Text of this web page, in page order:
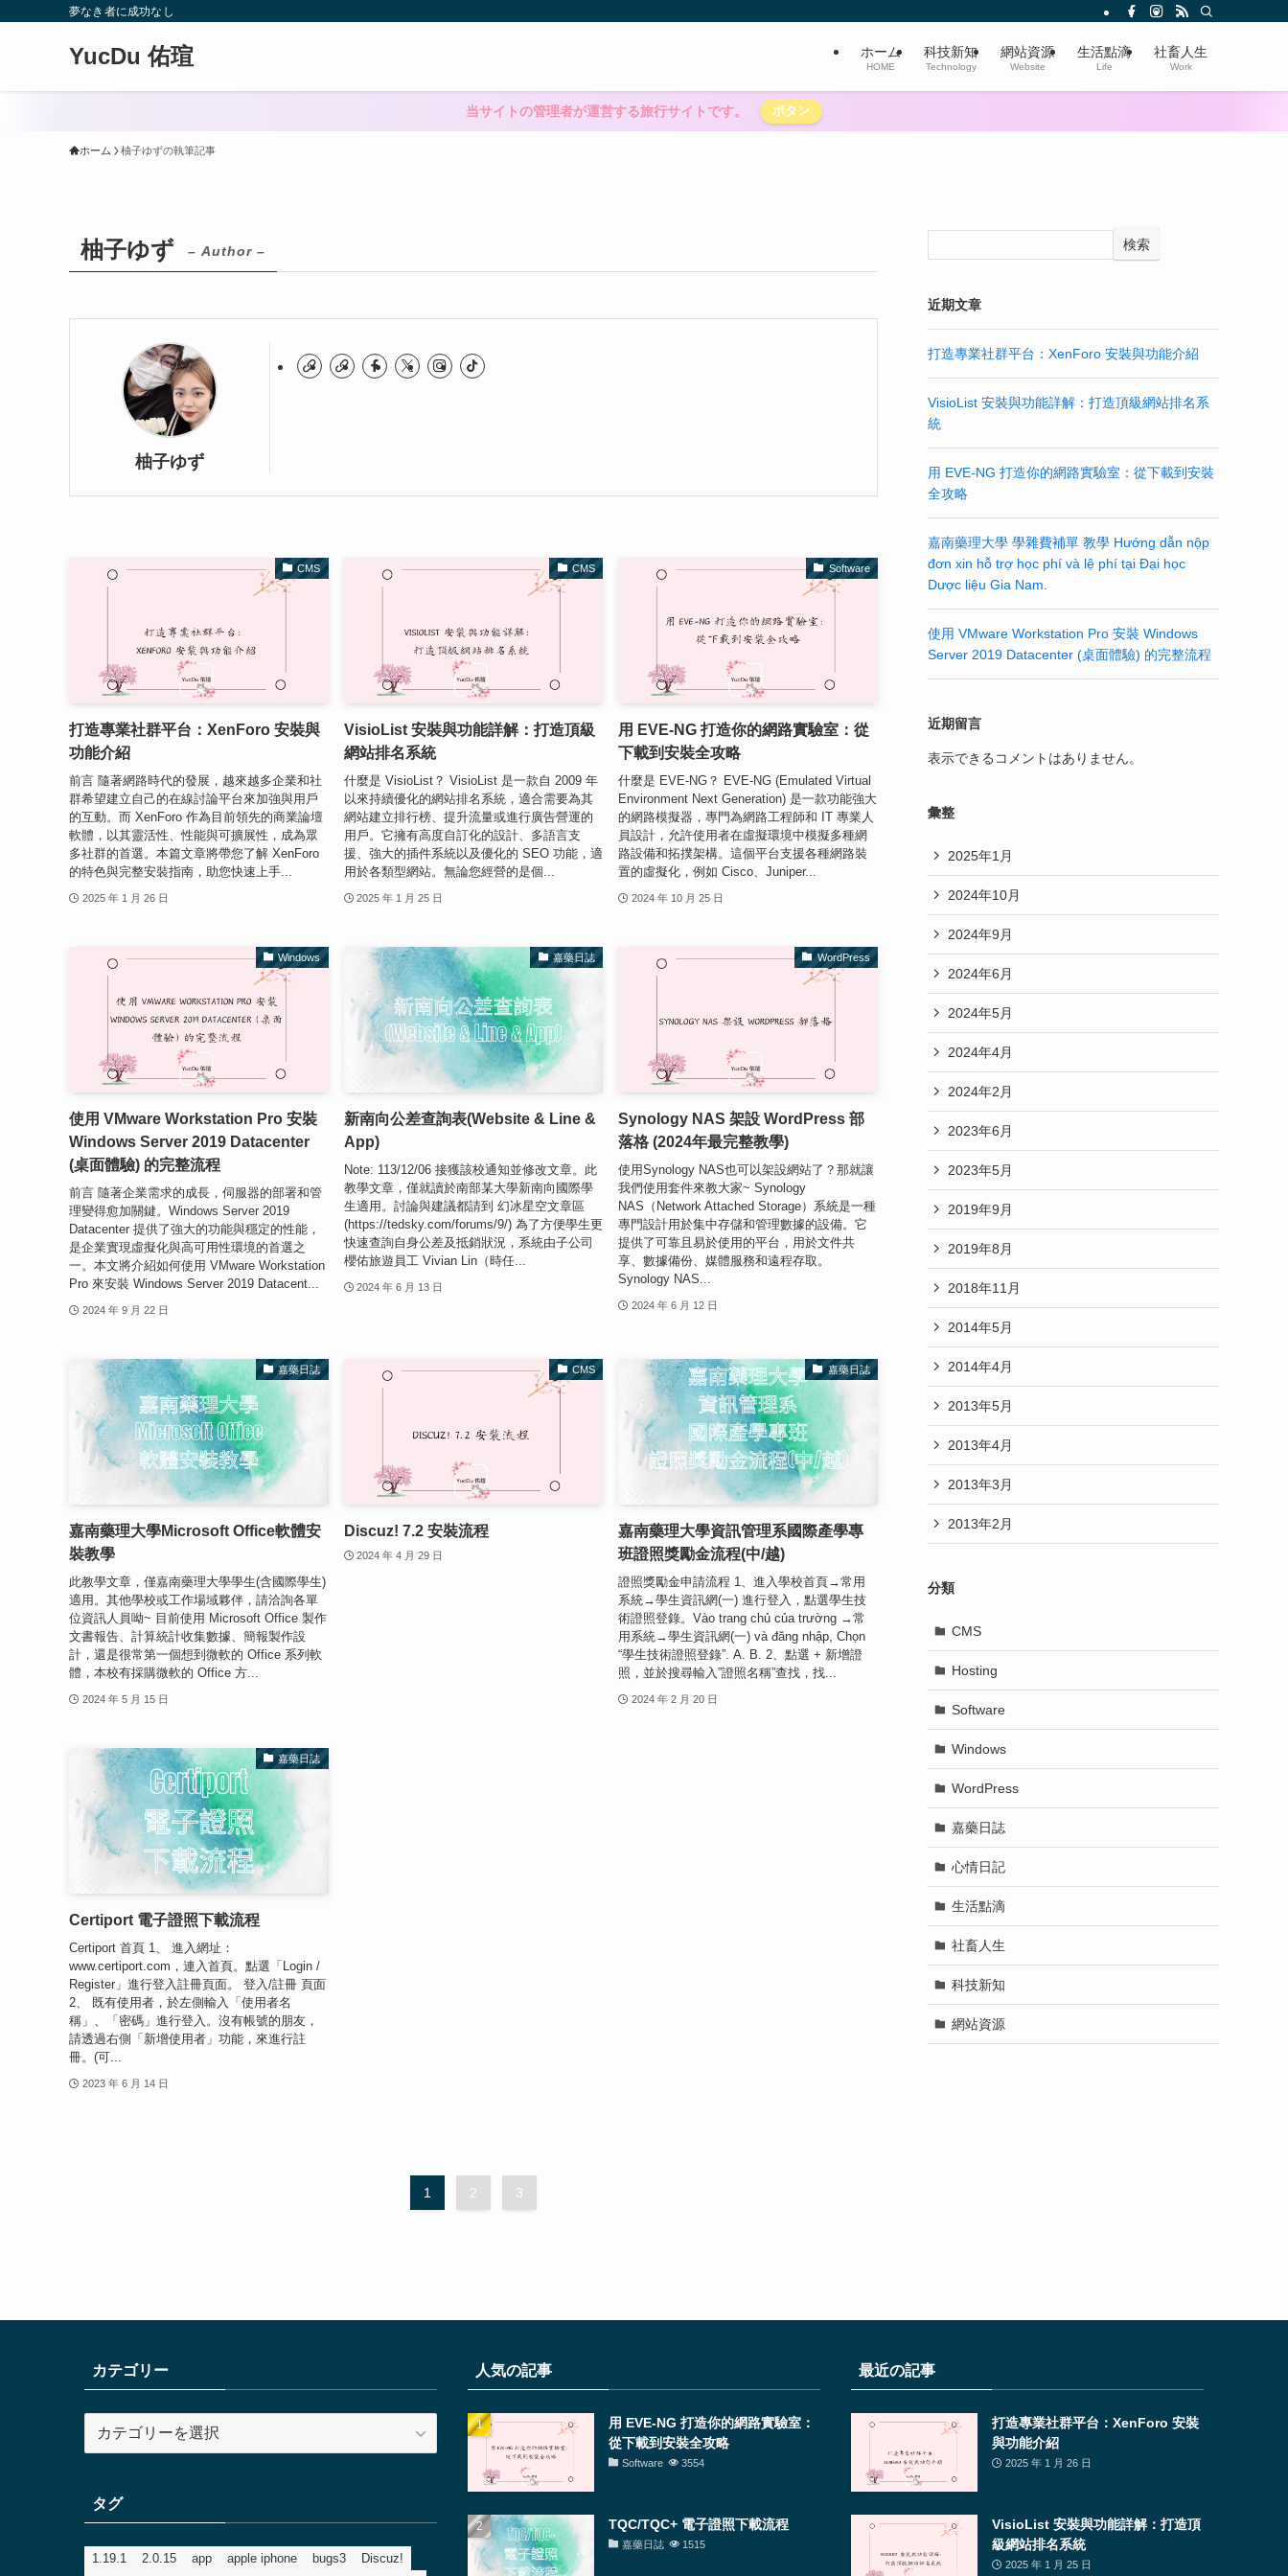
夢なき者に成功なし
YucDu 佑瑄 ホーム
HOME
科技新知
Technology
網站資源
Website
生活點滴
Life
社畜人生
Work
当サイトの管理者が運営する旅行サイトです。 ボタン
ホーム 柚子ゆずの執筆記事
柚子ゆず – Author –
柚子ゆず
CMS
打造專業社群平台：XenForo 安裝與
功能介紹
前言 隨著網路時代的發展，越來越多企業和社
群希望建立自己的在線討論平台來加強與用戶
的互動。而 XenForo 作為目前領先的商業論壇
軟體，以其靈活性、性能與可擴展性，成為眾
多社群的首選。本篇文章將帶您了解 XenForo
的特色與完整安裝指南，助您快速上手...
2025 年 1 月 26 日
CMS
VisioList 安裝與功能詳解：打造頂級
網站排名系統
什麼是 VisioList？ VisioList 是一款自 2009 年
以來持續優化的網站排名系統，適合需要為其
網站建立排行榜、提升流量或進行廣告營運的
用戶。它擁有高度自訂化的設計、多語言支
援、強大的插件系統以及優化的 SEO 功能，適
用於各類型網站。無論您經營的是個...
2025 年 1 月 25 日
Software
用 EVE-NG 打造你的網路實驗室：從
下載到安裝全攻略
什麼是 EVE-NG？ EVE-NG (Emulated Virtual
Environment Next Generation) 是一款功能強大
的網路模擬器，專門為網路工程師和 IT 專業人
員設計，允許使用者在虛擬環境中模擬多種網
路設備和拓撲架構。這個平台支援各種網路裝
置的虛擬化，例如 Cisco、Juniper...
2024 年 10 月 25 日
Windows
使用 VMware Workstation Pro 安裝
Windows Server 2019 Datacenter
(桌面體驗) 的完整流程
前言 隨著企業需求的成長，伺服器的部署和管
理變得愈加關鍵。Windows Server 2019
Datacenter 提供了強大的功能與穩定的性能，
是企業實現虛擬化與高可用性環境的首選之
一。本文將介紹如何使用 VMware Workstation
Pro 來安裝 Windows Server 2019 Datacent...
2024 年 9 月 22 日
嘉藥日誌
新南向公差查詢表(Website & Line &
App)
Note: 113/12/06 接獲該校通知並修改文章。此
教學文章，僅就讀於南部某大學新南向國際學
生適用。討論與建議都請到 幻冰星空文章區
(https://tedsky.com/forums/9/) 為了方便學生更
快速查詢自身公差及抵銷狀況，系統由子公司
櫻佑旅遊員工 Vivian Lin（時任...
2024 年 6 月 13 日
WordPress
Synology NAS 架設 WordPress 部
落格 (2024年最完整教學)
使用Synology NAS也可以架設網站了？那就讓
我們使用套件來教大家~ Synology
NAS（Network Attached Storage）系統是一種
專門設計用於集中存儲和管理數據的設備。它
提供了可靠且易於使用的平台，用於文件共
享、數據備份、媒體服務和遠程存取。
Synology NAS...
2024 年 6 月 12 日
嘉藥日誌
嘉南藥理大學Microsoft Office軟體安
裝教學
此教學文章，僅嘉南藥理大學學生(含國際學生)
適用。其他學校或工作場域夥伴，請洽詢各單
位資訊人員呦~ 目前使用 Microsoft Office 製作
文書報告、計算統計收集數據、簡報製作設
計，還是很常第一個想到微軟的 Office 系列軟
體，本校有採購微軟的 Office 方...
2024 年 5 月 15 日
CMS
Discuz! 7.2 安裝流程
2024 年 4 月 29 日
嘉藥日誌
嘉南藥理大學資訊管理系國際產學專
班證照獎勵金流程(中/越)
證照獎勵金申請流程 1、進入學校首頁→常用
系統→學生資訊網(一) 進行登入，點選學生技
術證照登錄。Vào trang chủ của trường →常
用系統→學生資訊網(一) và đăng nhập, Chọn
“學生技術證照登錄”. A. B. 2、點選 + 新增證
照，並於搜尋輸入”證照名稱”查找，找...
2024 年 2 月 20 日
嘉藥日誌
Certiport 電子證照下載流程
Certiport 首頁 1、 進入網址：
www.certiport.com，連入首頁。點選「Login /
Register」進行登入註冊頁面。 登入/註冊 頁面
2、 既有使用者，於左側輸入「使用者名
稱」、「密碼」進行登入。沒有帳號的朋友，
請透過右側「新增使用者」功能，來進行註
冊。(可...
2023 年 6 月 14 日
1 2 3
検索
近期文章
打造專業社群平台：XenForo 安裝與功能介紹
VisioList 安裝與功能詳解：打造頂級網站排名系
統
用 EVE-NG 打造你的網路實驗室：從下載到安裝
全攻略
嘉南藥理大學 學雜費補單 教學 Hướng dẫn nộp
đơn xin hỗ trợ học phí và lệ phí tại Đại học
Dược liệu Gia Nam.
使用 VMware Workstation Pro 安裝 Windows
Server 2019 Datacenter (桌面體驗) 的完整流程
近期留言
表示できるコメントはありません。
彙整
2025年1月
2024年10月
2024年9月
2024年6月
2024年5月
2024年4月
2024年2月
2023年6月
2023年5月
2019年9月
2019年8月
2018年11月
2014年5月
2014年4月
2013年5月
2013年4月
2013年3月
2013年2月
分類
CMS
Hosting
Software
Windows
WordPress
嘉藥日誌
心情日記
生活點滴
社畜人生
科技新知
網站資源
カテゴリー
テ
リ
ー
タグ
1.19.1 2.0.15 app apple iphone bugs3
Discuz!
人気の記事
用 EVE-NG 打造你的網路實驗室：
從下載到安裝全攻略
Software 3554
TQC/TQC+ 電子證照下載流程
嘉藥日誌 1515
最近の記事
打造專業社群平台：XenForo 安裝
與功能介紹
2025 年 1 月 26 日
VisioList 安裝與功能詳解：打造頂
級網站排名系統
2025 年 1 月 25 日